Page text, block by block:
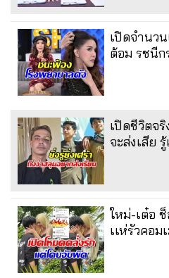
เปิดจำนว
ต้อม รชนีก
เปิดชีวิตจ
จะส่งเสีย
ใหม่-เต๋อ
เเห่รัวคอม